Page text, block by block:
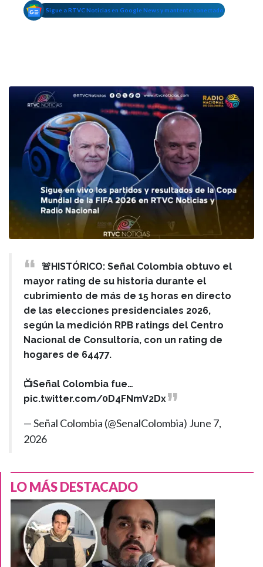
Sigue a RTVC Noticias en Google News y mantente conectado
🚨HISTÓRICO: Señal Colombia obtuvo el
mayor rating de su historia durante el
cubrimiento de más de 15 horas en directo
de las elecciones presidenciales 2026,
según la medición RPB ratings del Centro
Nacional de Consultoría, con un rating de
hogares de 64477.
📺Señal Colombia fue…
pic.twitter.com/0D4FNmV2Dx
— Señal Colombia (@SenalColombia) June 7,
2026
LO MÁS DESTACADO